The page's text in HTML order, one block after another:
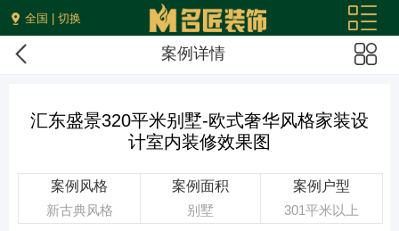
全国 | 切换
案例详情
汇东盛景320平米别墅-欧式奢华风格家装设
计室内装修效果图
案例风格
新古典风格
案例面积
别墅
案例户型
301平米以上